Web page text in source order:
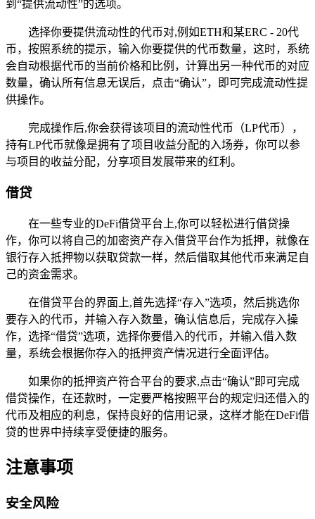
到“提供流动性”的选项。
选择你要提供流动性的代币对,例如ETH和某ERC - 20代
币，按照系统的提示，输入你要提供的代币数量，这时，系统
会自动根据代币的当前价格和比例，计算出另一种代币的对应
数量，确认所有信息无误后，点击“确认”，即可完成流动性提
供操作。
完成操作后,你会获得该项目的流动性代币（LP代币），
持有LP代币就像是拥有了项目收益分配的入场券，你可以参
与项目的收益分配，分享项目发展带来的红利。
借贷
在一些专业的DeFi借贷平台上,你可以轻松进行借贷操
作，你可以将自己的加密资产存入借贷平台作为抵押，就像在
银行存入抵押物以获取贷款一样，然后借取其他代币来满足自
己的资金需求。
在借贷平台的界面上,首先选择“存入”选项，然后挑选你
要存入的代币，并输入存入数量，确认信息后，完成存入操
作，选择“借贷”选项，选择你要借入的代币，并输入借入数
量，系统会根据你存入的抵押资产情况进行全面评估。
如果你的抵押资产符合平台的要求,点击“确认”即可完成
借贷操作，在还款时，一定要严格按照平台的规定归还借入的
代币及相应的利息，保持良好的信用记录，这样才能在DeFi借
贷的世界中持续享受便捷的服务。
注意事项
安全风险